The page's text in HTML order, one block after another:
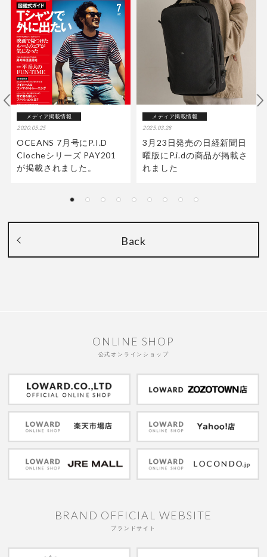
メディア掲載情報
2020.05.25
OCEANS 7月号にP.I.D
Clocheシリーズ PAY201
が掲載されました。
メディア掲載情報
2025.03.28
3月23日発売の日経新聞日
曜版にP.i.dの商品が掲載さ
れました
Back
ONLINE SHOP
公式オンラインショップ
BRAND OFFICIAL WEBSITE
ブランドサイト